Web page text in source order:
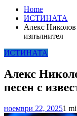
Home
ИСТИНАТА
Алекс Николов
изпълнител
ИСТИНАТА
Алекс
песен с
ноември 22, 20251